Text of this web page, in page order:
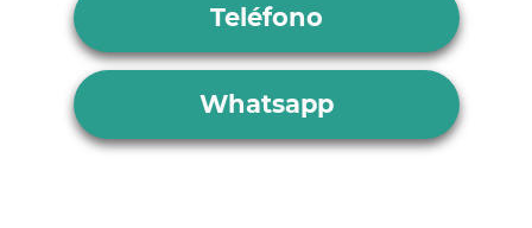
Teléfono
Whatsapp